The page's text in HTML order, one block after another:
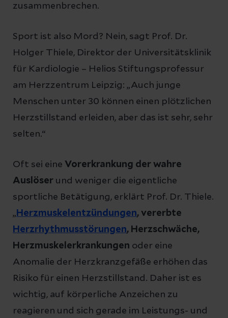
zusammenbrechen.
Sport ist also Mord? Nein, sagt Prof. Dr.
Holger Thiele, Direktor der Universitätsklinik
für Kardiologie – Helios Stiftungsprofessur
am Herzzentrum Leipzig: „Auch junge
Menschen unter 30 können einen plötzlichen
Herzstillstand erleiden, aber das ist sehr, sehr
selten.“
Oft sei eine Vorerkrankung der wahre
Auslöser und weniger die eigentliche
sportliche Betätigung, erklärt Prof. Dr. Thiele.
„ Herzmuskelentzündungen, vererbte
Herzrhythmusstörungen, Herzschwäche,
Herzmuskelerkrankungen oder eine
Anomalie der Herzkranzgefäße erhöhen das
Risiko für einen Herzstillstand. Daher ist es
wichtig, auf körperliche Anzeichen zu
reagieren und sich gerade im Leistungs- und